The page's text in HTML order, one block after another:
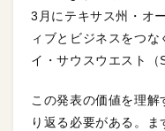
3月にテキサス州・オ
ィブとビジネスをつ
イ・サウスウエスト（
この発表の価値を理
り返る必要がある。